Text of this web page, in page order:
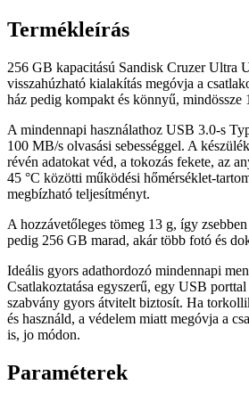
Termékleírás
256 GB kapacitású Sandisk Cruzer Ultra
visszahúzható kialakítás megóvja a
ház pedig kompakt és könnyű, mindössze
A mindennapi használathoz USB 3.0-s
100 MB/s olvasási sebességgel. A készülék
révén adatokat véd, a tokozás fekete, az
45 °C közötti működési hőmérséklet-
megbízható teljesítményt.
A hozzávetőleges tömeg 13 g, így
pedig 256 GB marad, akár több fotó és
Ideális gyors adathordozó mindennapi
Csatlakoztatása egyszerű, egy USB
szabvány gyors átvitelt biztosít. Ha
és használd, a védelem miatt megóvja a
is, jo módon.
Paraméterek